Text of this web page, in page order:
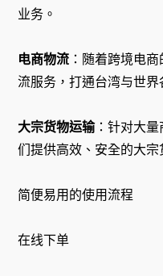
业务。
电商物流 ：随着跨境电
流服务，打通台湾与世界
大宗货物运输：针对大
们提供高效、安全的大宗
简便易用的使用流程
在线下单